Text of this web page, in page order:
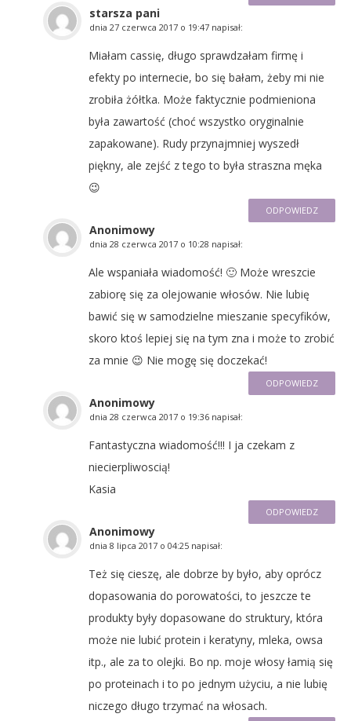
starsza pani
dnia 27 czerwca 2017 o 19:47 napisał:
Miałam cassię, długo sprawdzałam firmę i
efekty po internecie, bo się bałam, żeby mi nie
zrobiła żółtka. Może faktycznie podmieniona
była zawartość (choć wszystko oryginalnie
zapakowane). Rudy przynajmniej wyszedł
piękny, ale zejść z tego to była straszna męka
😉
ODPOWIEDZ
Anonimowy
dnia 28 czerwca 2017 o 10:28 napisał:
Ale wspaniała wiadomość! 🙂 Może wreszcie
zabiorę się za olejowanie włosów. Nie lubię
bawić się w samodzielne mieszanie specyfików,
skoro ktoś lepiej się na tym zna i może to zrobić
za mnie 😉 Nie mogę się doczekać!
ODPOWIEDZ
Anonimowy
dnia 28 czerwca 2017 o 19:36 napisał:
Fantastyczna wiadomość!!! I ja czekam z
niecierpliwoscią!
Kasia
ODPOWIEDZ
Anonimowy
dnia 8 lipca 2017 o 04:25 napisał:
Też się cieszę, ale dobrze by było, aby oprócz
dopasowania do porowatości, to jeszcze te
produkty były dopasowane do struktury, która
może nie lubić protein i keratyny, mleka, owsa
itp., ale za to olejki. Bo np. moje włosy łamią się
po proteinach i to po jednym użyciu, a nie lubię
niczego długo trzymać na włosach.